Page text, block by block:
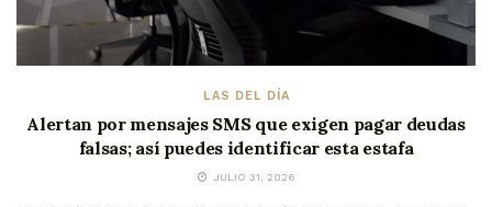
LAS DEL DÍA
Alertan por mensajes SMS que exigen pagar deudas
falsas; así puedes identificar esta estafa
JULIO 31, 2026